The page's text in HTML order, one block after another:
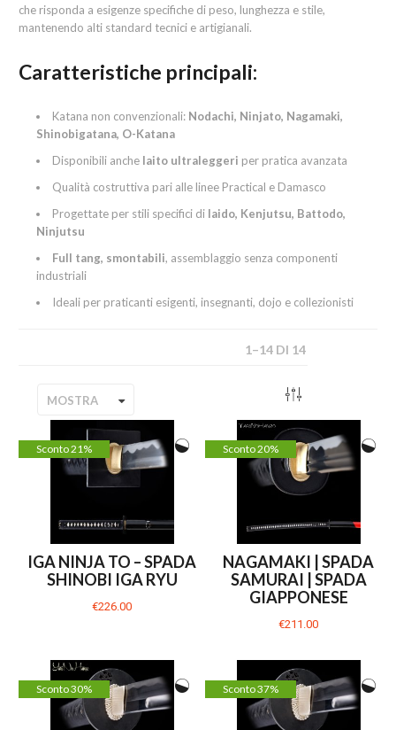
che risponda a esigenze specifiche di peso, lunghezza e stile,
mantenendo alti standard tecnici e artigianali.
Caratteristiche principali:
Katana non convenzionali: Nodachi, Ninjato, Nagamaki,
Shinobigatana, O-Katana
Disponibili anche Iaito ultraleggeri per pratica avanzata
Qualità costruttiva pari alle linee Practical e Damasco
Progettate per stili specifici di Iaido, Kenjutsu, Battodo,
Ninjutsu
Full tang, smontabili, assemblaggio senza componenti
industriali
Ideali per praticanti esigenti, insegnanti, dojo e collezionisti
MOSTRA
1–14 DI 14
Sconto 21%
IGA NINJA TO – SPADA
SHINOBI IGA RYU
€226.00
Sconto 20%
NAGAMAKI | SPADA
SAMURAI | SPADA
GIAPPONESE
€211.00
Sconto 30% Sconto 37%